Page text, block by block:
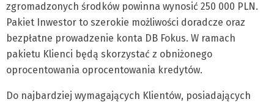
zgromadzonych środków powinna wynosić 250 000 PLN.
Pakiet Inwestor to szerokie możliwości doradcze oraz
bezpłatne prowadzenie konta DB Fokus. W ramach
pakietu Klienci będą skorzystać z obniżonego
oprocentowania oprocentowania kredytów.
Do najbardziej wymagających Klientów, posiadających